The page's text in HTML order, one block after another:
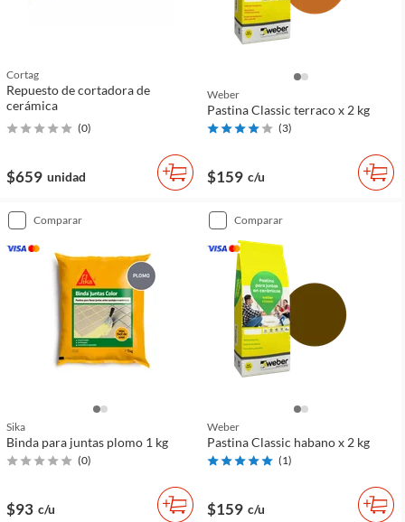
Cortag
Repuesto de cortadora de
cerámica
(0)
$659 unidad
Weber
Pastina Classic terraco x 2 kg
(3)
$159 c/u
comparar
Sika
Binda para juntas plomo 1 kg
(0)
$93 c/u
comparar
Weber
Pastina Classic habano x 2 kg
(1)
$159 c/u